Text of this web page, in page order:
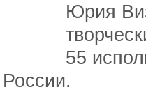
Юрия
55